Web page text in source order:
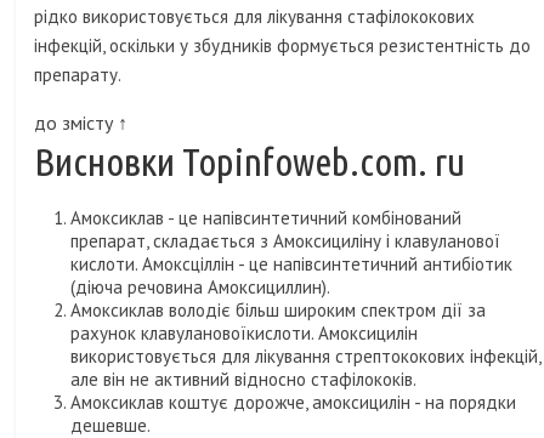
рідко використовується для лікування стафілококових
інфекцій, оскільки у збудників формується резистентність до
препарату.
до змісту ↑
Висновки Topinfoweb.com. ru
Амоксиклав - це напівсинтетичний комбінований
препарат, складається з Амоксициліну і клавуланової
кислоти. Амоксціллін - це напівсинтетичний антибіотик
(діюча речовина Амоксициллин).
Амоксиклав володіє більш широким спектром дії за
рахунок клавулановоїкислоти. Амоксицилін
використовується для лікування стрептококових інфекцій,
але він не активний відносно стафілококів.
Амоксиклав коштує дорожче, амоксицилін - на порядки
дешевше.